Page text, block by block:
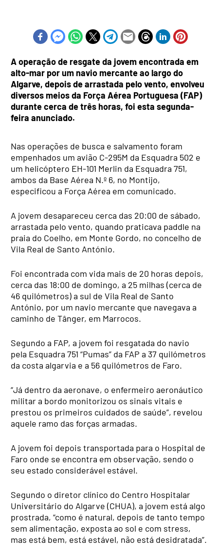
A operação de resgate da jovem encontrada em
alto-mar por um navio mercante ao largo do
Algarve, depois de arrastada pelo vento, envolveu
diversos meios da Força Aérea Portuguesa (FAP)
durante cerca de três horas, foi esta segunda-
feira anunciado.
Nas operações de busca e salvamento foram
empenhados um avião C-295M da Esquadra 502 e
um helicóptero EH-101 Merlin da Esquadra 751,
ambos da Base Aérea N.º 6, no Montijo,
especificou a Força Aérea em comunicado.
A jovem desapareceu cerca das 20:00 de sábado,
arrastada pelo vento, quando praticava paddle na
praia do Coelho, em Monte Gordo, no concelho de
Vila Real de Santo António.
Foi encontrada com vida mais de 20 horas depois,
cerca das 18:00 de domingo, a 25 milhas (cerca de
46 quilómetros) a sul de Vila Real de Santo
António, por um navio mercante que navegava a
caminho de Tânger, em Marrocos.
Segundo a FAP, a jovem foi resgatada do navio
pela Esquadra 751 “Pumas” da FAP a 37 quilómetros
da costa algarvia e a 56 quilómetros de Faro.
“Já dentro da aeronave, o enfermeiro aeronáutico
militar a bordo monitorizou os sinais vitais e
prestou os primeiros cuidados de saúde”, revelou
aquele ramo das forças armadas.
A jovem foi depois transportada para o Hospital de
Faro onde se encontra em observação, sendo o
seu estado considerável estável.
Segundo o diretor clínico do Centro Hospitalar
Universitário do Algarve (CHUA), a jovem está algo
prostrada, “como é natural, depois de tanto tempo
sem alimentação, exposta ao sol e com stress,
mas está bem, está estável, não está desidratada”.